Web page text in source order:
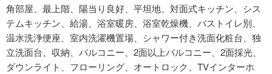
角部屋、最上階、陽当り良好、平坦地、対面式キッチン、シス
テムキッチン、給湯、浴室暖房、浴室乾燥機、バストイレ別、
温水洗浄便座、室内洗濯機置場、シャワー付き洗面化粧台、独
立洗面台、収納、バルコニー、2面以上バルコニー、2面採光、
ダウンライト、フローリング、オートロック、TVインターホ